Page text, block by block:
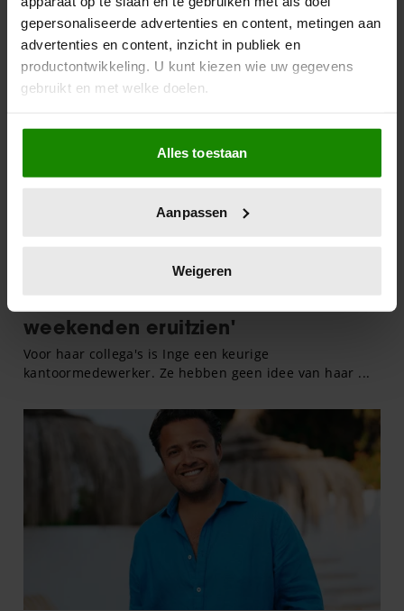
gepersonaliseerde advertenties en content, metingen aan
advertenties en content, inzicht in publiek en
productontwikkeling. U kunt kiezen wie uw gegevens
gebruikt en met welke doelen.
Als u het toestaat, willen we ook graag:
Informatie verzamelen over uw geografische
locatie, die tot een paar meter nauwkeurig kan zijn
scannen op specifieke eigenschappen (fingerprinting)
verwerkt en stel uw voorkeuren in het
intrekken in de Cookieverklaring.
We gebruiken cookies om content en advertenties te
personaliseren, om functies voor social media te bieden
informatie over uw gebruik van onze site met onze
partners voor social media, adverteren en analyse. Deze
partners kunnen deze gegevens combineren met andere
informatie die u aan ze heeft verstrekt of die ze hebben
verzameld op basis van uw gebruik van hun services. U
gaat akkoord met onze cookies als u onze website blijft
Alles toestaan
Aanpassen
Weigeren